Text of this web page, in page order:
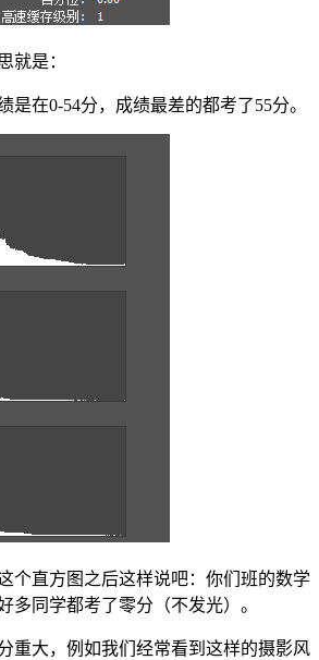
就是：
是在0-54分，成绩最差的都考了55分。
个直方图之后这样说吧：你们班的数学
多同学都考了零分（不发光）。
重大，例如我们经常看到这样的摄影风